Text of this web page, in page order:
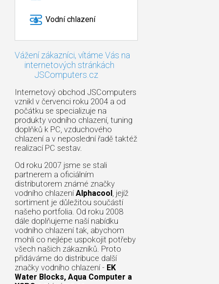
Vodní chlazení
Vážení zákazníci, vítáme Vás na
internetových stránkách
JSComputers.cz
Internetový obchod JSComputers
vznikl v červenci roku 2004 a od
počátku se specializuje na
produkty vodního chlazení, tuning
doplňků k PC, vzduchového
chlazení a v neposlední řadě taktéž
realizací PC sestav.
Od roku 2007 jsme se stali
partnerem a oficiálním
distributorem známé značky
vodního chlazení Alphacool, jejíž
sortiment je důležitou součástí
našeho portfolia. Od roku 2008
dále doplňujeme naší nabídku
vodního chlazení tak, abychom
mohli co nejlépe uspokojit potřeby
všech našich zákazníků. Proto
přidáváme do distribuce další
značky vodního chlazení - EK
Water Blocks, Aqua Computer a